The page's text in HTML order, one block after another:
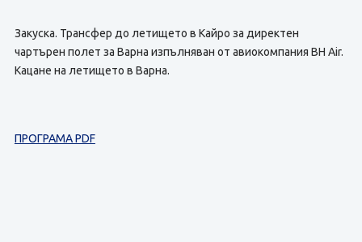
Закуска. Трансфер до летището в Кайро за директен
чартърен полет за Варна изпълняван от авиокомпания BH Air.
Кацане на летището в Варна.
ПРОГРАМА PDF